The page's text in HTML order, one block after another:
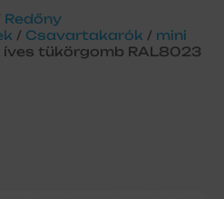
Redőny
/ Csavartakarók / mini
íves tükörgomb RAL8023